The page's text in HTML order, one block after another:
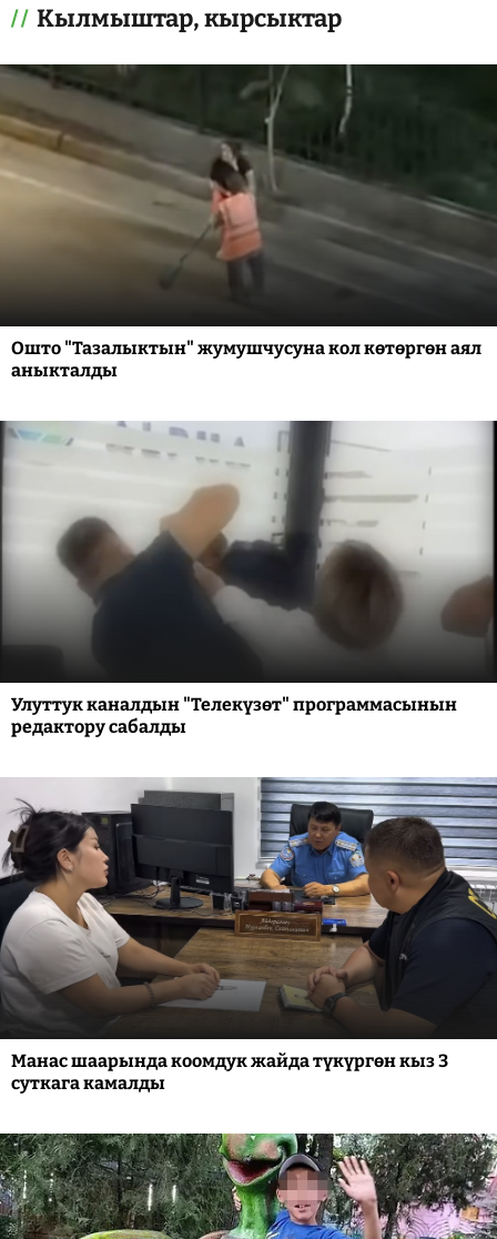
Кылмыштар, кырсыктар
Ошто "Тазалыктын" жумушчусуна кол көтөргөн аял
аныкталды
Улуттук каналдын "Телекүзөт" программасынын
редактору сабалды
Манас шаарында коомдук жайда түкүргөн кыз 3
суткага камалды